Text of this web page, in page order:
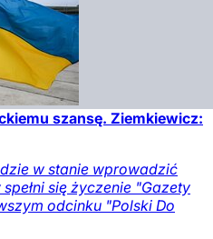
szansę. Ziemkiewicz:
w stanie wprowadzić
się życzenie "Gazety
odcinku "Polski Do